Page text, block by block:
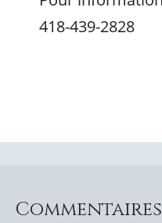
418-439-2828
Commentaires